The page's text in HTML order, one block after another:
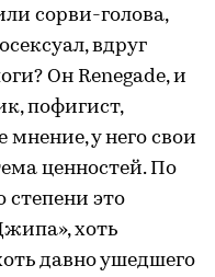
сорви-голова,
вдруг
Он Renegade, и
пофигист,
у него свои
ценностей. По
степени это
хоть
давно ушедшего